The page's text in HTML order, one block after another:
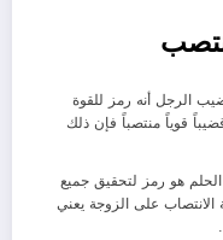
الرجل أنه رمز للقوة
قوياً منتصباً فإن ذلك
هو رمز لتحقيق جميع
الانتصاب على الزوجة يعني